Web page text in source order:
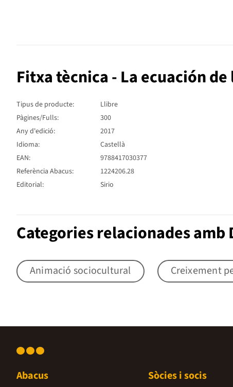
Fitxa tècnica - La ecuación
Tipus de producte:
Llibre
Pàgines/Fulls:
300
Any d'edició:
2017
Idioma:
Castellà
EAN:
9788417030377
Referència Abacus:
1224206.28
Editorial:
Sirio
Categories relacionades
Animació sociocultural Creixement
Abacus Sòcies i socis